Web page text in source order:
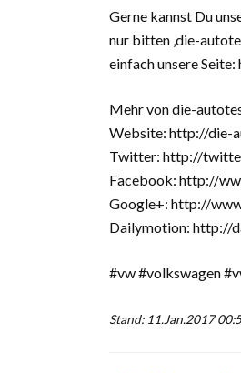
Gerne kannst Du
nur bitten ‚die-
einfach unsere
Mehr von die-
Website: http://die-
Twitter: http://
Facebook: http://
Google+: http://
Dailymotion: http://
#vw #volkswagen
Stand: 11.Jan.2017